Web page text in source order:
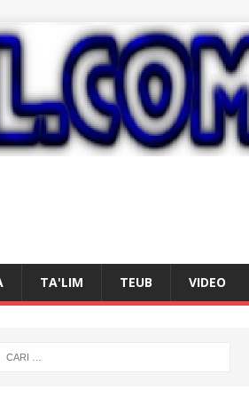
TA'LIM TEUB VIDEO